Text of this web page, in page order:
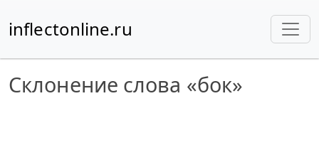
inflectonline.ru
Склонение слова «бок»